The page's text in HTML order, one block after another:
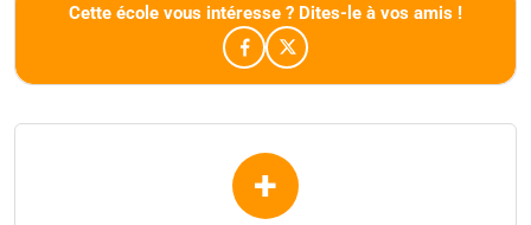
Cette école vous intéresse ? Dites-le à vos amis !
+